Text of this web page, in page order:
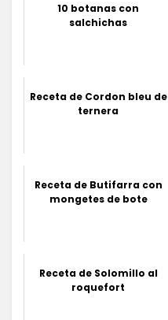
10 botanas con
salchichas
Receta de Cordon bleu de
ternera
Receta de Butifarra con
mongetes de bote
Receta de Solomillo al
roquefort